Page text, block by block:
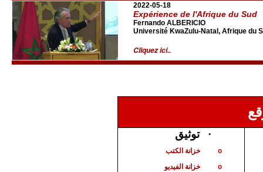
2022-05-18
Expérience de l'Afrique du Sud
Fernando ALBERICIO
Université KwaZulu-Natal, Afrique du
Cliquez ici..
· توثيق
o خزانة الكتب
o خزانة الفيديو